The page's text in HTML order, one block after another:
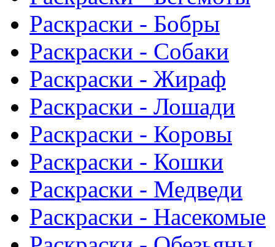
Раскраски - Бобры
Раскраски - Собаки
Раскраски - Жираф
Раскраски - Лошади
Раскраски - Коровы
Раскраски - Кошки
Раскраски - Медведи
Раскраски - Насекомые